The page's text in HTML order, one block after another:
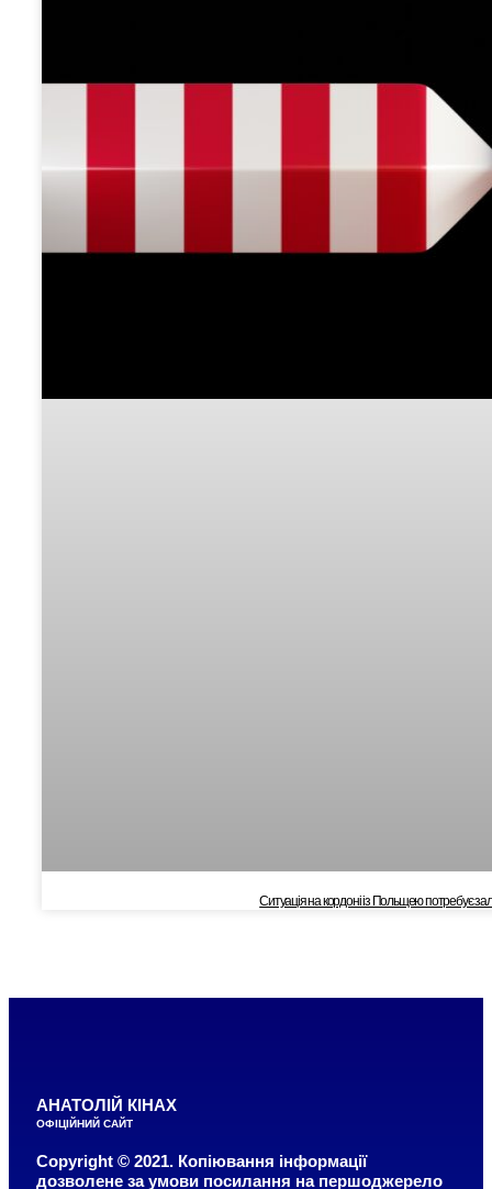
Cитуація на кордоні із Польщею потребує
АНАТОЛІЙ КІНАХ
ОФІЦІЙНИЙ САЙТ
Copyright © 2021. Копіювання інформації
дозволене за умови посилання на першоджерело